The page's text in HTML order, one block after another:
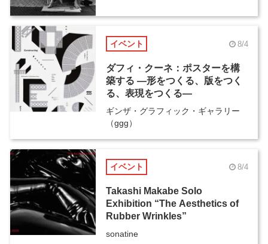
イベント 8/4
ダフィ・クーネ：ポスターを構
築する ―形をつくる、版をつく
る、表現をつくる―
ギンザ・グラフィック・ギャラリー
（ggg）
イベント 8/4
Takashi Makabe Solo
Exhibition “The Aesthetics of
Rubber Wrinkles”
sonatine